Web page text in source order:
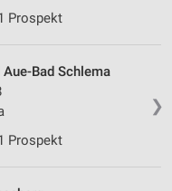
Prospekt
❯
Bad Schlema
Prospekt
von